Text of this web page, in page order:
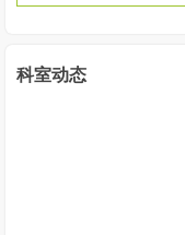
科室动态